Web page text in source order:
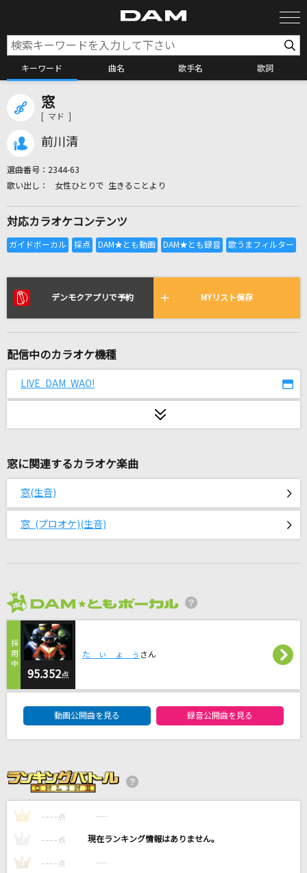
キーワード 曲名 歌手名 歌詞
全国りれき
スキマスイッチ
Ado
初恋のひと
小川知子
GHOST
星街すいせい
PRINCESS PRINCESS
[生音]桜
コブクロ
[生音]OH MY LITTLE GIRL
[生音]青と夏
Mrs. GREEN APPLE
窓
[ マド ]
前川清
選曲番号： 2344-63
女性ひとりで 生きることより
対応カラオケコンテンツ
デンモクアプリで予約 MYリスト保存
配信中のカラオケ機種
LIVE DAM WAO!
窓に関連するカラオケ楽曲
窓(生音)
窓 (プロオケ)(生音)
95.352点
た ぃ ょ ぅ さん
動画公開曲を見る 録音公開曲を見る
1 ---- 点 ----
---- 点 ----
3 ---- 点 ----